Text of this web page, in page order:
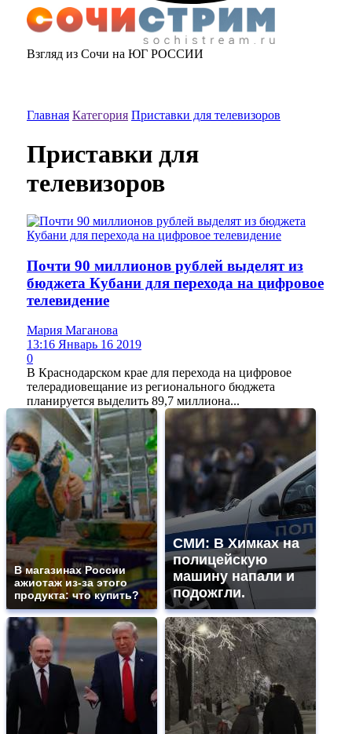
Взгляд из Сочи на ЮГ РОССИИ
Главная Категория Приставки для телевизоров
Приставки для
телевизоров
Почти 90 миллионов рублей выделят из
бюджета Кубани для перехода на цифровое
телевидение
Мария Маганова
13:16 Январь 16 2019
0
В Краснодарском крае для перехода на цифровое
телерадиовещание из регионального бюджета
планируется выделить 89,7 миллиона...
В магазинах России
ажиотаж из-за этого
продукта: что купить?
СМИ: В Химках на
полицейскую
машину напали и
подожгли.